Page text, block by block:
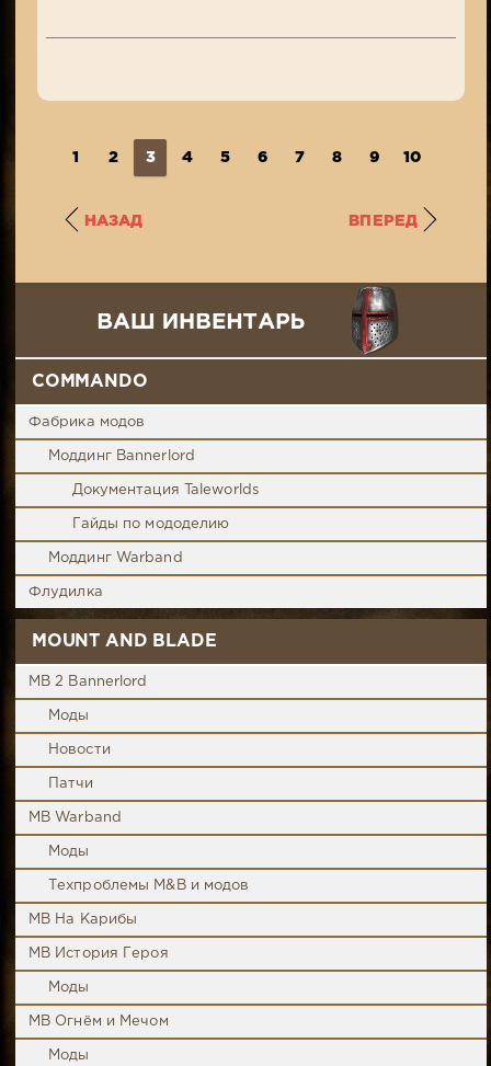
1 2 3 4 5 6 7 8 9 10
НАЗАД ВПЕРЕД
COMMANDO
Фабрика модов
Моддинг Bannerlord
Документация Taleworlds
Гайды по мододелию
Моддинг Warband
Флудилка
MOUNT AND BLADE
MB 2 Bannerlord
Моды
Новости
Патчи
MB Warband
Моды
Техпроблемы M&B и модов
MB На Карибы
MB История Героя
Моды
MB Огнём и Мечом
Моды